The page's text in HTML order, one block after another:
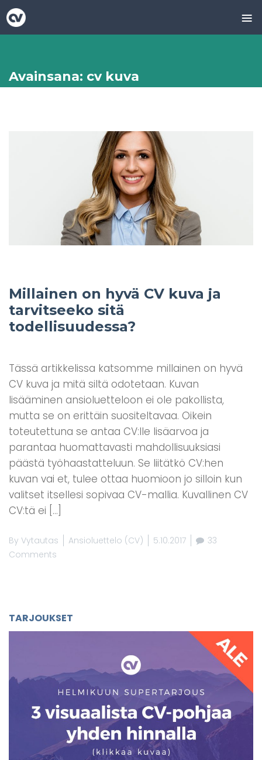
≡
content
Avainsana: cv kuva
Millainen on hyvä CV kuva ja
tarvitseeko sitä
todellisuudessa?
Tässä artikkelissa katsomme millainen on hyvä
CV kuva ja mitä siltä odotetaan. Kuvan
lisääminen ansioluetteloon ei ole pakollista,
mutta se on erittäin suositeltavaa. Oikein
toteutettuna se antaa CV:lle lisäarvoa ja
parantaa huomattavasti mahdollisuuksiasi
päästä työhaastatteluun. Se liitätkö CV:hen
kuvan vai et, tulee ottaa huomioon jo silloin kun
valitset itsellesi sopivaa CV-mallia. Kuvallinen CV
CV:tä ei […]
By Vytautas Ansioluettelo (CV) 5.10.2017
33
Comments
TARJOUKSET